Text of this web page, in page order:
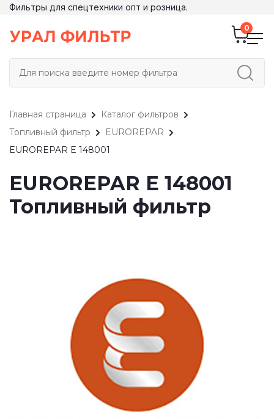
Фильтры для спецтехники опт и розница.
Главная страница
Каталог фильтров
Топливный фильтр
EUROREPAR
EUROREPAR E 148001
EUROREPAR E 148001
Топливный фильтр